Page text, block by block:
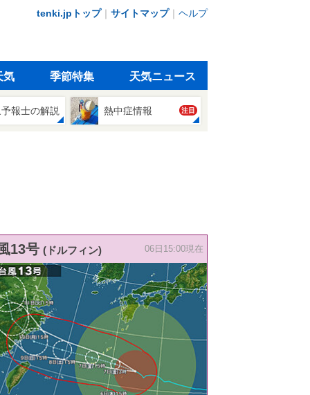
tenki.jpトップ｜ サイトマップ｜ ヘルプ
気 季節特集 天気ニュース
報士の解説 熱中症情報 注目
13号 (ドルフィン) 06日15:00現在